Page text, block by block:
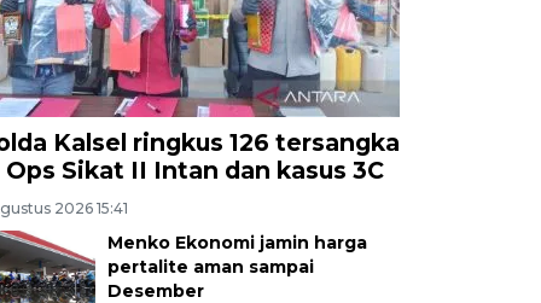
Kalsel ringkus 126 tersangka
Ops Sikat II Intan dan kasus 3C
2026 15:41
Menko Ekonomi jamin harga
pertalite aman sampai
Desember